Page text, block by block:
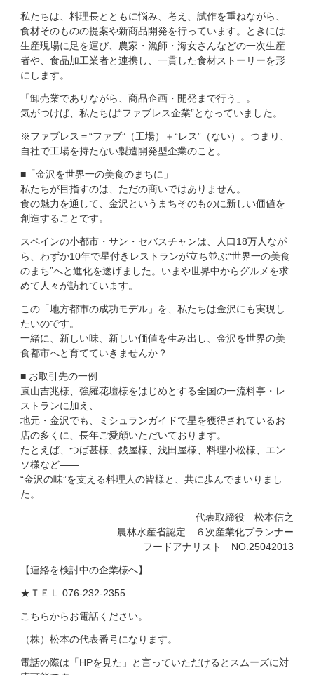
私たちは、料理長とともに悩み、考え、試作を重ねながら、
食材そのものの提案や新商品開発を行っています。ときには
生産現場に足を運び、農家・漁師・海女さんなどの一次生産
者や、食品加工業者と連携し、一貫した食材ストーリーを形
にします。
「卸売業でありながら、商品企画・開発まで行う」。
気がつけば、私たちは“ファブレス企業”となっていました。
※ファブレス＝“ファブ”（工場）＋“レス”（ない）。つまり、
自社で工場を持たない製造開発型企業のこと。
■「金沢を世界一の美食のまちに」
私たちが目指すのは、ただの商いではありません。
食の魅力を通して、金沢というまちそのものに新しい価値を
創造することです。
スペインの小都市・サン・セバスチャンは、人口18万人なが
ら、わずか10年で星付きレストランが立ち並ぶ“世界一の美食
のまち”へと進化を遂げました。いまや世界中からグルメを求
めて人々が訪れています。
この「地方都市の成功モデル」を、私たちは金沢にも実現し
たいのです。
一緒に、新しい味、新しい価値を生み出し、金沢を世界の美
食都市へと育てていきませんか？
■ お取引先の一例
嵐山吉兆様、強羅花壇様をはじめとする全国の一流料亭・レ
ストランに加え、
地元・金沢でも、ミシュランガイドで星を獲得されているお
店の多くに、長年ご愛顧いただいております。
たとえば、つば甚様、銭屋様、浅田屋様、料理小松様、エン
ソ様など――
“金沢の味”を支える料理人の皆様と、共に歩んでまいりまし
た。
代表取締役 松本信之
農林水産省認定 ６次産業化プランナー
フードアナリスト NO.25042013
【連絡を検討中の企業様へ】
★ＴＥＬ:076-232-2355
こちらからお電話ください。
（株）松本の代表番号になります。
電話の際は「HPを見た」と言っていただけるとスムーズに対